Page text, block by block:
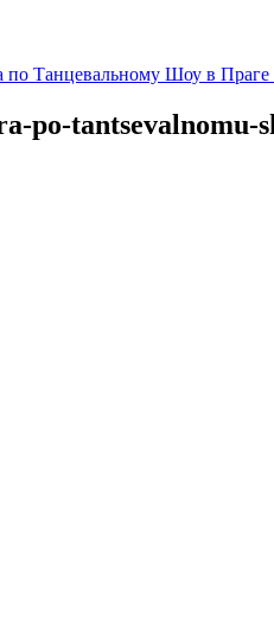
по Танцевальному Шоу в Праге
tantsevalnomu-